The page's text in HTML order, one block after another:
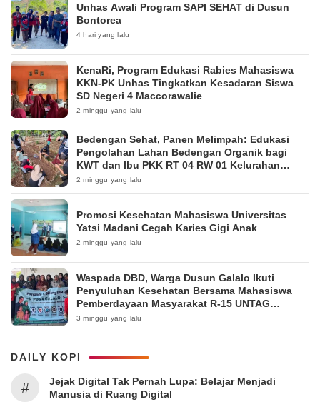
Unhas Awali Program SAPI SEHAT di Dusun
Bontorea
4 hari yang lalu
KenaRi, Program Edukasi Rabies Mahasiswa
KKN-PK Unhas Tingkatkan Kesadaran Siswa
SD Negeri 4 Maccorawalie
2 minggu yang lalu
Bedengan Sehat, Panen Melimpah: Edukasi
Pengolahan Lahan Bedengan Organik bagi
KWT dan Ibu PKK RT 04 RW 01 Kelurahan
Pakintelan
2 minggu yang lalu
Promosi Kesehatan Mahasiswa Universitas
Yatsi Madani Cegah Karies Gigi Anak
2 minggu yang lalu
Waspada DBD, Warga Dusun Galalo Ikuti
Penyuluhan Kesehatan Bersama Mahasiswa
Pemberdayaan Masyarakat R-15 UNTAG
Surabaya 2026
3 minggu yang lalu
DAILY KOPI
#
Jejak Digital Tak Pernah Lupa: Belajar Menjadi
Manusia di Ruang Digital